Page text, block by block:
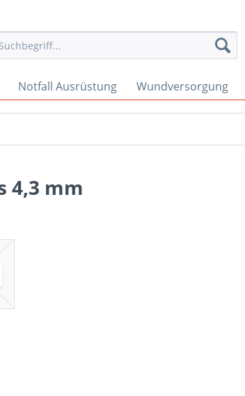
Notfall Ausrüstung Wundversorgung
4,3 mm